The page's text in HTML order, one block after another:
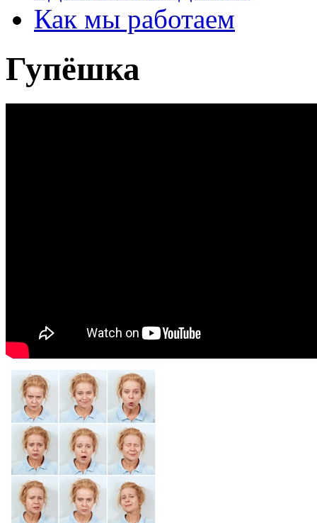
Как мы работаем
Гупёшка